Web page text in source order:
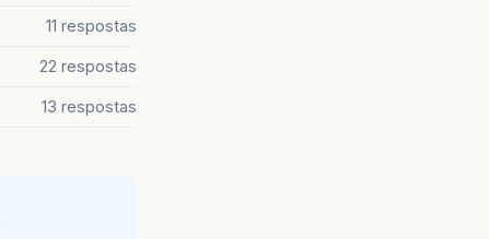
11 respostas
22 respostas
13 respostas